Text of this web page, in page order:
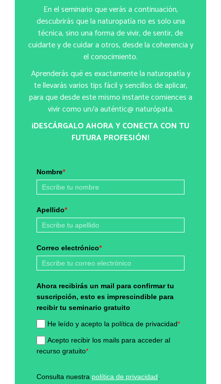
En el seminario que verás a continuación,
descubrirás que la naturopatía no es solo una
técnica, sino una forma de vivir, de sentir, de
cuidarte y de cuidar a otros, desde la coherencia y
el conocimiento.
Aprenderás qué es exactamente la naturopatía y
te llevarás varios tips fácil y sencillos de aplicar,
para que desde este mismo instante comiences a
vivir como un/a auténtic@ naturópata.
¡DESCÁRGALO AHORA Y CONECTA CON TU
FUTURA PROFESIÓN!
Nombre*
Apellido*
Correo electrónico*
Ahora recibirás un mail para confirmar tu
suscripción, esto es imprescindible para
recibir tu seminario gratuito
He leído y acepto la política de privacidad*
Acepto recibir los mails para acceder al
recurso gratuito*
Consulta nuestra política de privacidad.